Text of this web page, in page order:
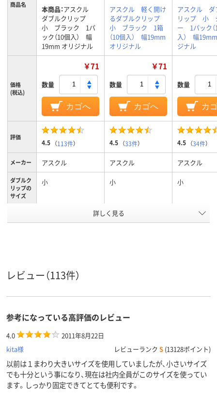
商品名 本商品：アスクル
ダブルクリップ
小 ブラック 1パ
ック（10個入） 幅
19mm オリジナル
アスクル 軽く開け
るダブルクリップ
小 ブラック 1箱
（10個入） 幅19mm
オリジナル
アスクル ダ
リップ 小
ー 1パック（
入） 幅
ジナル
価格
(税込)
￥71
数量
カゴへ
￥71
数量
カゴへ
数量
カ
評価
4.5 （113件） 4.5 （33件） 4.5 （34件）
メーカー アスクル アスクル アスクル
ダブルク
リップの
サイズ
小 小 小
小
商品環境
スコア
40 60
詳しく見る
レビュー（113件）
参考になっている高評価のレビュー
4.0
2011年8月22日
kita様
レビューランク S (13128ポイント)
以前は１まわり大きいサイズを使用していましたが、小さいサイズ
でも十分という事になり、現在は社内全員がこのサイズを使ってい
ます。しっかり固定できてとても便利です。